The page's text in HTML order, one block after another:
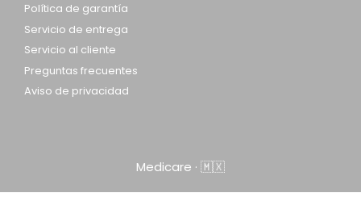
Política de garantía
Servicio de entrega
Servicio al cliente
Preguntas frecuentes
Aviso de privacidad
Medicare · 🇲🇽